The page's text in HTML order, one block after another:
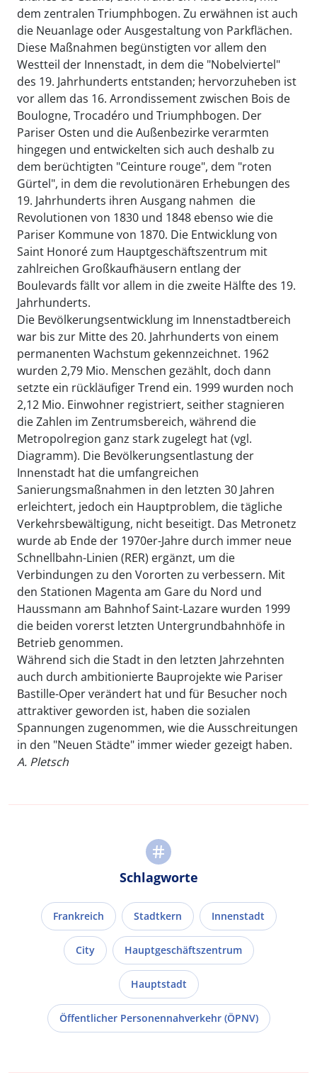
dem zentralen Triumphbogen. Zu erwähnen ist auch
die Neuanlage oder Ausgestaltung von Parkflächen.
Diese Maßnahmen begünstigten vor allem den
Westteil der Innenstadt, in dem die "Nobelviertel"
des 19. Jahrhunderts entstanden; hervorzuheben ist
vor allem das 16. Arrondissement zwischen Bois de
Boulogne, Trocadéro und Triumphbogen. Der
Pariser Osten und die Außenbezirke verarmten
hingegen und entwickelten sich auch deshalb zu
dem berüchtigten "Ceinture rouge", dem "roten
Gürtel", in dem die revolutionären Erhebungen des
19. Jahrhunderts ihren Ausgang nahmen  die
Revolutionen von 1830 und 1848 ebenso wie die
Pariser Kommune von 1870. Die Entwicklung von
Saint Honoré zum Hauptgeschäftszentrum mit
zahlreichen Großkaufhäusern entlang der
Boulevards fällt vor allem in die zweite Hälfte des 19.
Jahrhunderts.
Die Bevölkerungsentwicklung im Innenstadtbereich
war bis zur Mitte des 20. Jahrhunderts von einem
permanenten Wachstum gekennzeichnet. 1962
wurden 2,79 Mio. Menschen gezählt, doch dann
setzte ein rückläufiger Trend ein. 1999 wurden noch
2,12 Mio. Einwohner registriert, seither stagnieren
die Zahlen im Zentrumsbereich, während die
Metropolregion ganz stark zugelegt hat (vgl.
Diagramm). Die Bevölkerungsentlastung der
Innenstadt hat die umfangreichen
Sanierungsmaßnahmen in den letzten 30 Jahren
erleichtert, jedoch ein Hauptproblem, die tägliche
Verkehrsbewältigung, nicht beseitigt. Das Metronetz
wurde ab Ende der 1970er-Jahre durch immer neue
Schnellbahn-Linien (RER) ergänzt, um die
Verbindungen zu den Vororten zu verbessern. Mit
den Stationen Magenta am Gare du Nord und
Haussmann am Bahnhof Saint-Lazare wurden 1999
die beiden vorerst letzten Untergrundbahnhöfe in
Betrieb genommen.
Während sich die Stadt in den letzten Jahrzehnten
auch durch ambitionierte Bauprojekte wie Pariser
Bastille-Oper verändert hat und für Besucher noch
attraktiver geworden ist, haben die sozialen
Spannungen zugenommen, wie die Ausschreitungen
in den "Neuen Städte" immer wieder gezeigt haben.
A. Pletsch
Schlagworte
Frankreich Stadtkern Innenstadt
City Hauptgeschäftszentrum
Hauptstadt
Öffentlicher Personennahverkehr (ÖPNV)